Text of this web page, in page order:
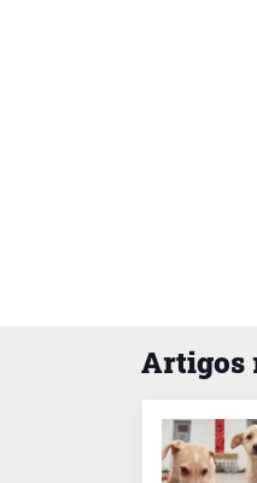
Artigos